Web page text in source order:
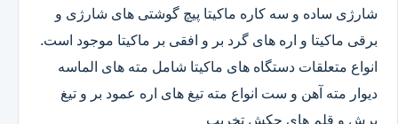
شارژی ساده و سه کاره ماکیتا پیچ گوشتی های شارژی و
برقی ماکیتا و اره های گرد بر و افقی بر ماکیتا موجود است.
انواع متعلقات دستگاه های ماکیتا شامل مته های الماسه
دیوار مته آهن و ست انواع مته تیغ های اره عمود بر و تیغ
برش و قلم های چکش تخریب